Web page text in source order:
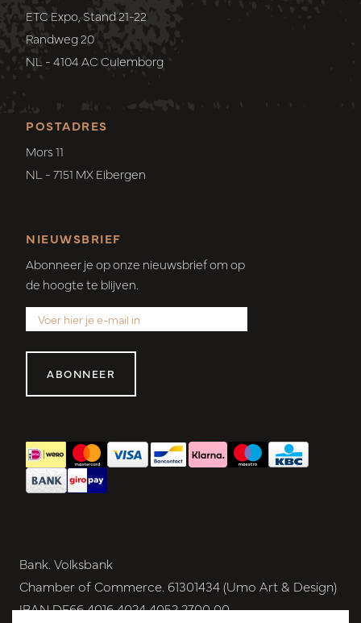
POSTADRES
Mors 11
NL - 7151 MX Eibergen
ETC Expo, Stand 21-22
Randweg 20
NL - 4104 AC Culemborg
NIEUWSBRIEF
Abonneer je op onze nieuwsbrief om op
de hoogte te blijven.
ABONNEER
Bank. Volksbank
Chamber of Commerce. 61301434 (Umo Art & Design)
IBAN DE66 4016 4024 4052 2700 00